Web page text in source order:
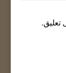
تعليق.